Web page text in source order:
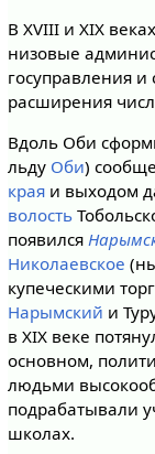
В XVIII и XIX
низовые
госуправления
расширения
Вдоль Оби
льду Оби)
краяи выходом
волость
появился
Николаевское
купеческими
Нарымский и
в XIX веке
основном,
людьми
подрабатывали
школах.